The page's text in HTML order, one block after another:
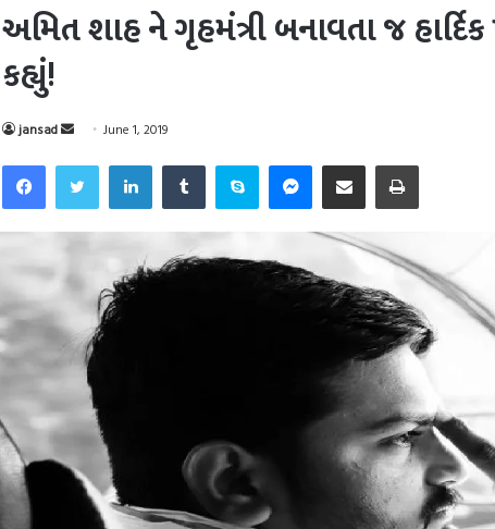
અમિત શાહ ને ગૃહમંત્રી બનાવતા જ
કહ્યું!
jansad
Send
email
June 1, 2019
Facebook
TwitterLinkedInTumblrSkypeMessenger
Share via EmailPrint